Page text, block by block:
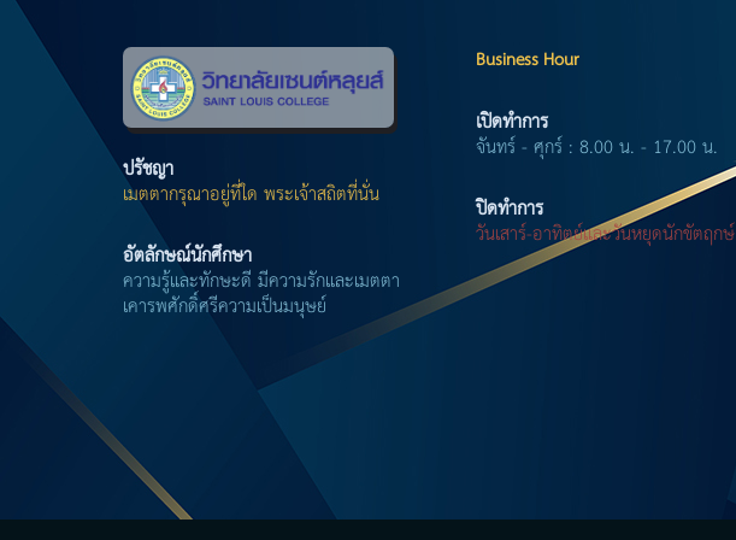
ปรัชญา
เมตตากรุณาอยู่ที่ใด พระเจ้าสถิตที่นั่น
อัตลักษณ์นักศึกษา
ความรู้และทักษะดี มีความรักและเมตตา
เคารพศักดิ์ศรีความเป็นมนุษย์
Business Hour
เปิดทำการ
จันทร์ - ศุกร์ : 8.00 น. - 17.00 น.
ปิดทำการ
วันเสาร์-อาทิตย์และวันหยุดนักขัตฤกษ์